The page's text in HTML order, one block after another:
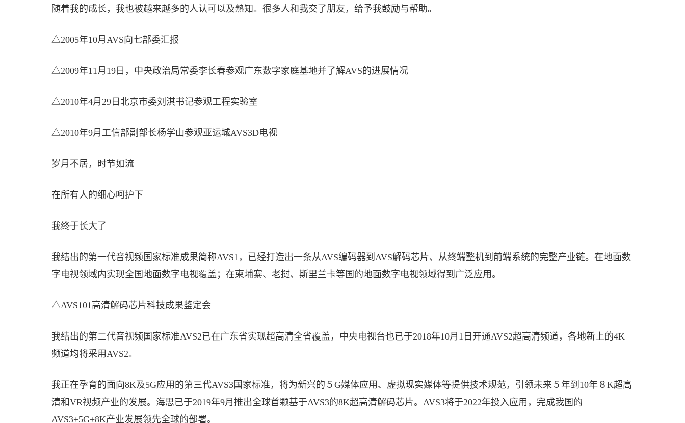
随着我的成长，我也被越来越多的人认可以及熟知。很多人和我交了朋友，给予我鼓励与帮助。
△2005年10月AVS向七部委汇报
△2009年11月19日，中央政治局常委李长春参观广东数字家庭基地并了解AVS的进展情况
△2010年4月29日北京市委刘淇书记参观工程实验室
△2010年9月工信部副部长杨学山参观亚运城AVS3D电视
岁月不居，时节如流
在所有人的细心呵护下
我终于长大了
我结出的第一代音视频国家标准成果简称AVS1，已经打造出一条从AVS编码器到AVS解码芯片、从终端整机到前端系统的完整产业链。在地面数
字电视领域内实现全国地面数字电视覆盖；在柬埔寨、老挝、斯里兰卡等国的地面数字电视领域得到广泛应用。
△AVS101高清解码芯片科技成果鉴定会
我结出的第二代音视频国家标准AVS2已在广东省实现超高清全省覆盖，中央电视台也已于2018年10月1日开通AVS2超高清频道，各地新上的4K
频道均将采用AVS2。
我正在孕育的面向8K及5G应用的第三代AVS3国家标准，将为新兴的５G媒体应用、虚拟现实媒体等提供技术规范，引领未来５年到10年８K超高
清和VR视频产业的发展。海思已于2019年9月推出全球首颗基于AVS3的8K超高清解码芯片。AVS3将于2022年投入应用，完成我国的
AVS3+5G+8K产业发展领先全球的部署。